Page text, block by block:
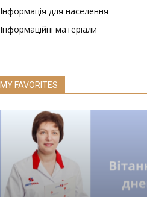
Інформація для населення
Інформаційні матеріали
MY FAVORITES